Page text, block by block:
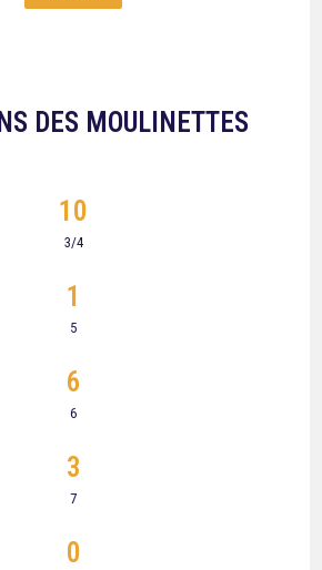
DES MOULINETTES
3/4
10
5
1
6
6
7
3
0